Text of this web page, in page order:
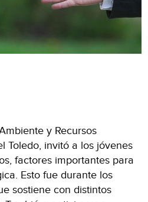
y Recursos
Toledo, invitó a los jóvenes
factores importantes para
Esto fue durante los
sostiene con distintos